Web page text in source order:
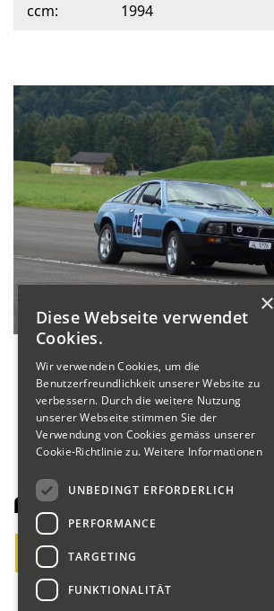
ccm:
1994
Fahrerliste Motorräder
Startnummer
01
Blumer
×
Diese Webseite verwendet
Cookies.
Wir verwenden Cookies, um die
Benutzerfreundlichkeit unserer Website zu
verbessern. Durch die weitere Nutzung
unserer Webseite stimmen Sie der
Verwendung von Cookies gemäss unserer
Cookie-Richtlinie zu. Weitere Informationen
UNBEDINGT ERFORDERLICH
PERFORMANCE
TARGETING
FUNKTIONALITÄT